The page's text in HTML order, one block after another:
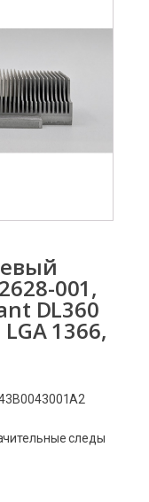
001,
DL360
1366,
следы